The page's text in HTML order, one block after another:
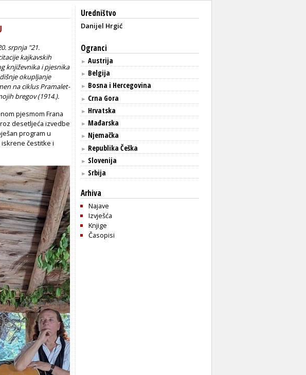
srpnja "21.
kajkavskih
književnika i pjesnika
okupljanje
na ciklus Pramalet-
bregov (1914.).
pjesmom Frana
desetljeća izvedbe
program u
čestitke i
Uredništvo
Danijel Hrgić
Ogranci
► Austrija
► Belgija
► Bosna i Hercegovina
► Crna Gora
► Hrvatska
► Mađarska
► Njemačka
► Republika Češka
► Slovenija
► Srbija
Arhiva
Najave
Izvješća
Knjige
Časopisi